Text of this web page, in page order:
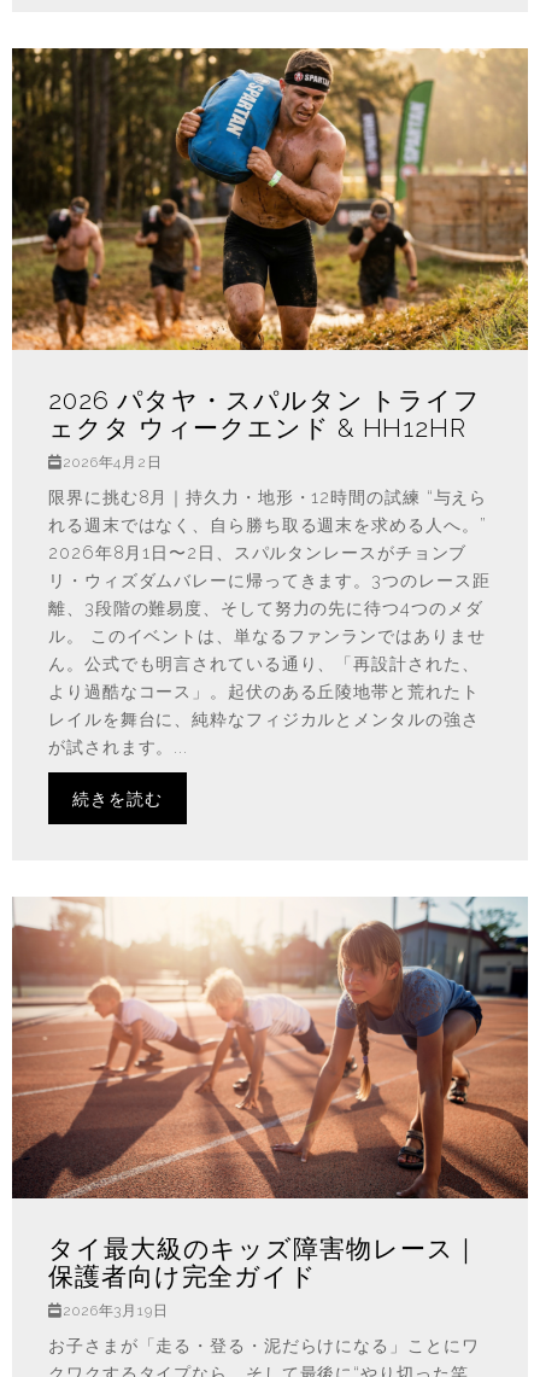
2026 パタヤ・スパルタン トライフ
ェクタ ウィークエンド & HH12HR
2026年4月2日
限界に挑む8月｜持久力・地形・12時間の試練 “与えら
れる週末ではなく、自ら勝ち取る週末を求める人へ。”
2026年8月1日〜2日、スパルタンレースがチョンブ
リ・ウィズダムバレーに帰ってきます。3つのレース距
離、3段階の難易度、そして努力の先に待つ4つのメダ
ル。 このイベントは、単なるファンランではありませ
ん。公式でも明言されている通り、「再設計された、
より過酷なコース」。起伏のある丘陵地帯と荒れたト
レイルを舞台に、純粋なフィジカルとメンタルの強さ
が試されます。...
続きを読む
タイ最大級のキッズ障害物レース｜
保護者向け完全ガイド
2026年3月19日
お子さまが「走る・登る・泥だらけになる」ことにワ
クワクするタイプなら、そして最後に“やり切った笑